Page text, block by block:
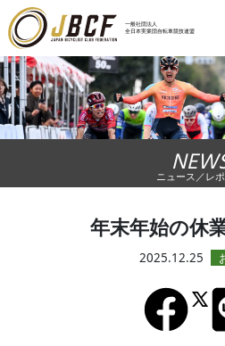
一般社団法人
全日本実業団自転車競技連盟
ニュ
レース
ランキ
チーム
競技ガ
ニュース／レ
年末年始の休
2025.12.25